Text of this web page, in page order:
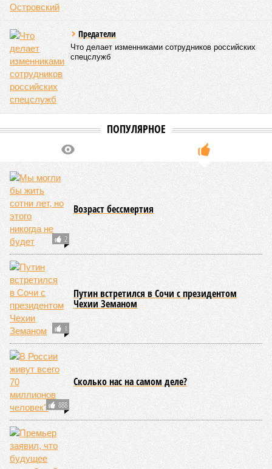
Средняя продолжительность жизни в России – 74,2
Владимир Путин поставил задачу, чтобы к 2030 году
эта цифра выросла до 78 лет, а к 2036 году – до 81
года. Как это будет выполняться, неизвестно.
Эта железная печень
В своём новейшем исследовании, опубликованном в NPJ
Aging, группа учёных из Сколковского института науки и
технологий во главе с доктором биологических наук
жизни человека. Вернее, каким бы этот срок мог быть, если
числе и соматические мутации.
Итак, пишет в своей разошедшейся на многомиллионную
аудиторию публикации New York Post (почему, кстати, New
York Post, а не отечественные издания?), получилось, что
средним показателем было бы 1759 лет, а максимальным –
29 921 год. Неплохо: одному-единственному человеку
можно было бы застать сразу несколько концов света,
ледниковых периодов и крушение десятка-другого
развитых цивилизаций. Но мы снова возвращаемся к
катастрофическим изменениям в ДНК, которые начисто
вычёркивают эти цифры из всех возможных вариантов
долголетия.«При устранении всех остальных причин
старения только соматические мутации сокращают
теоретическую среднюю продолжительность жизни с
1759 до 156 лет»
из ключевых авторов исследования, научный сотрудник
Центра био- и медицинских технологий Сколтеха и
научный сотрудник Института искусственного интеллекта
(AIRI).
Интересно, что некоторые ткани нашего организма более
устойчивы к соматическим мутациям, чем другие. В
частности, клетки печени: они с радостью заменят старые,